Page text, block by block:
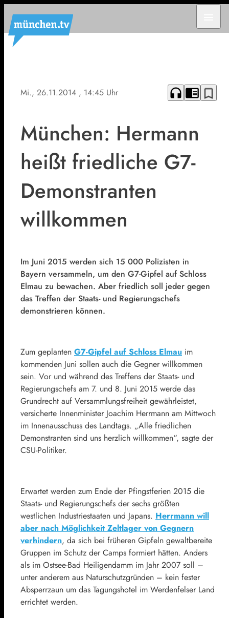
Mi., 26.11.2014 , 14:45 Uhr headphones chrome_reader_mode bookmark_border
München: Hermann
heißt friedliche G7-
Demonstranten
willkommen
Im Juni 2015 werden sich 15 000 Polizisten in
Bayern versammeln, um den G7-Gipfel auf Schloss
Elmau zu bewachen. Aber friedlich soll jeder gegen
das Treffen der Staats- und Regierungschefs
demonstrieren können.
Zum geplanten G7-Gipfel auf Schloss Elmau im
kommenden Juni sollen auch die Gegner willkommen
sein. Vor und während des Treffens der Staats- und
Regierungschefs am 7. und 8. Juni 2015 werde das
Grundrecht auf Versammlungsfreiheit gewährleistet,
versicherte Innenminister Joachim Herrmann am Mittwoch
im Innenausschuss des Landtags. „Alle friedlichen
Demonstranten sind uns herzlich willkommen“, sagte der
CSU-Politiker.
Erwartet werden zum Ende der Pfingstferien 2015 die
Staats- und Regierungschefs der sechs größten
westlichen Industriestaaten und Japans. Herrmann will
aber nach Möglichkeit Zeltlager von Gegnern
verhindern, da sich bei früheren Gipfeln gewaltbereite
Gruppen im Schutz der Camps formiert hätten. Anders
als im Ostsee-Bad Heiligendamm im Jahr 2007 soll –
unter anderem aus Naturschutzgründen – kein fester
Absperrzaun um das Tagungshotel im Werdenfelser Land
errichtet werden.